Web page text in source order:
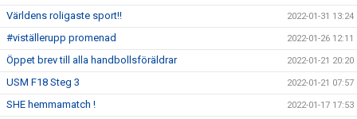
Världens roligaste sport!! 2022-01-31 13:24
#viställerupp promenad 2022-01-26 12:11
Öppet brev till alla handbollsföräldrar 2022-01-21 20:20
USM F18 Steg 3 2022-01-21 07:57
SHE hemmamatch ! 2022-01-17 17:53